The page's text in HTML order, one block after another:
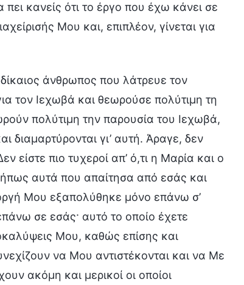
κανείς ότι το έργο που έχω κάνει σε
Μου και, επιπλέον, γίνεται για
άνθρωπος που λάτρευε τον
τον Ιεχωβά και θεωρούσε πολύτιμη τη
πολύτιμη την παρουσία του Ιεχωβά,
διαμαρτύρονται γι’ αυτή. Άραγε, δεν
πιο τυχεροί απ’ ό,τι η Μαρία και ο
αυτά που απαίτησα από εσάς και
Μου εξαπολύθηκε μόνο επάνω σ’
σε εσάς· αυτό το οποίο έχετε
Μου, καθώς επίσης και
να Μου αντιστέκονται και να Με
ακόμη και μερικοί οι οποίοι